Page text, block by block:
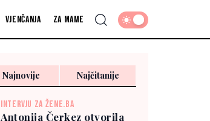
Vjenčanja Za mame
Najnovije Najčitanije
INTERVJU ZA ŽENE.BA
Antonija Čerkez otvorila